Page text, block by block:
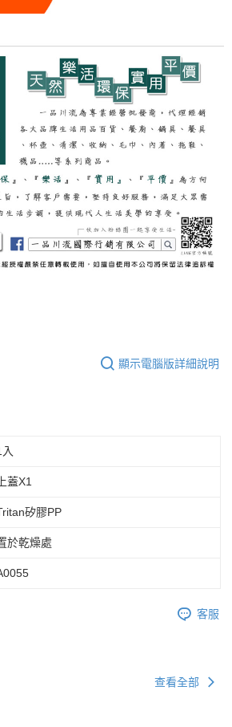
」時，將依據個別帳號之用戶狀況，依本公司即
權停止該用戶之使用額度並採取法律行動。
顯示電腦版詳細說明
入
上蓋X1
矽膠PP
於乾燥處
客服
查看全部